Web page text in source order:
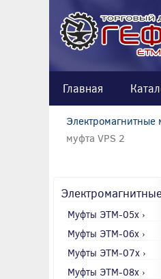
Главная
Электромагнитные
муфта VPS 2
Муфты ЭТМ-05x ›
Муфты ЭТМ-06x ›
Муфты ЭТМ-07x ›
Муфты ЭТМ-08x ›